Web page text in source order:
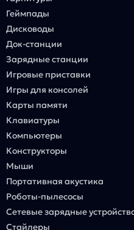
Геймпады
Дисководы
Док-станции
Зарядные станции
Игровые приставки
Игры для консолей
Карты памяти
Клавиатуры
Компьютеры
Конструкторы
Мыши
Портативная акустика
Роботы-пылесосы
Сетевые зарядные
Стайлеры